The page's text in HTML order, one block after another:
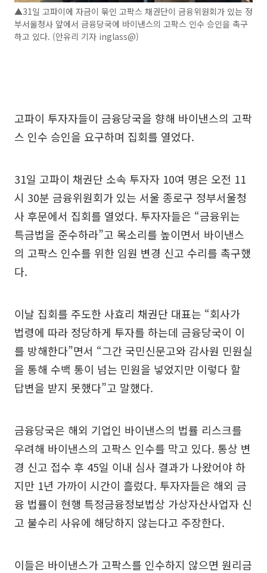
▲31일 고파이에 자금이 묶인 고팍스 채권단이 금융위원회가 있는 정
부서울청사 앞에서 금융당국에 바이낸스의 고팍스 인수 승인을 촉구
하고 있다. (안유리 기자 inglass@)
고파이 투자자들이 금융당국을 향해 바이낸스의 고팍
스 인수 승인을 요구하며 집회를 열었다.
31일 고파이 채권단 소속 투자자 10여 명은 오전 11
시 30분 금융위원회가 있는 서울 종로구 정부서울청
사 후문에서 집회를 열었다. 투자자들은 “금융위는
특금법을 준수하라”고 목소리를 높이면서 바이낸스
의 고팍스 인수를 위한 임원 변경 신고 수리를 촉구했
다.
이날 집회를 주도한 사효리 채권단 대표는 “회사가
법령에 따라 정당하게 투자를 하는데 금융당국이 이
를 방해한다”면서 “그간 국민신문고와 감사원 민원실
을 통해 수백 통이 넘는 민원을 넣었지만 이렇다 할
답변을 받지 못했다”고 말했다.
금융당국은 해외 기업인 바이낸스의 법률 리스크를
우려해 바이낸스의 고팍스 인수를 막고 있다. 통상 변
경 신고 접수 후 45일 이내 심사 결과가 나왔어야 하
지만 1년 가까이 시간이 흘렀다. 투자자들은 해외 금
융 법률이 현행 특정금융정보법상 가상자산사업자 신
고 불수리 사유에 해당하지 않는다고 주장한다.
이들은 바이낸스가 고팍스를 인수하지 않으면 원리금